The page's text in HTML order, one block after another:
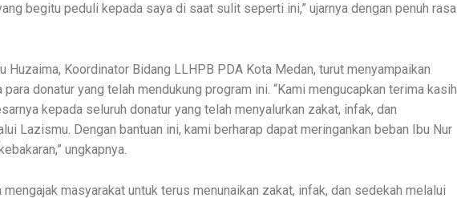
begitu peduli kepada saya di saat sulit seperti ini,” ujarnya dengan penuh rasa
Huzaima, Koordinator Bidang LLHPB PDA Kota Medan, turut menyampaikan
donatur yang telah mendukung program ini. “Kami mengucapkan terima kasih
kepada seluruh donatur yang telah menyalurkan zakat, infak, dan
Lazismu. Dengan bantuan ini, kami berharap dapat meringankan beban Ibu Nur
ungkapnya.
mengajak masyarakat untuk terus menunaikan zakat, infak, dan sedekah melalui